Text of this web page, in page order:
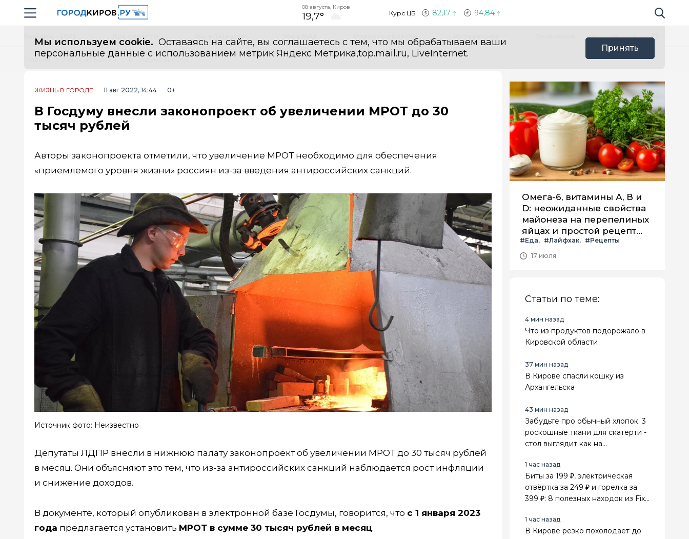
Навигация сайта
08 августа, Киров
19,7° Курс ЦБ 82,17 94,84 Поиск по
Мы используем cookie. Оставаясь на сайте, вы соглашаетесь с тем, что мы обрабатываем ваши
персональные данные с использованием метрик Яндекс Метрика,top.mail.ru, LiveInternet.
Принять
Все новости
Главная Лента новостей
ЖИЗНЬ В ГОРОДЕ 11 авг 2022, 14:44 0+
В Госдуму внесли законопроект об увеличении МРОТ до 30
тысяч рублей
Авторы законопроекта отметили, что увеличение МРОТ необходимо для обеспечения
«приемлемого уровня жизни» россиян из-за введения антироссийских санкций.
Источник фото: Неизвестно
Депутаты ЛДПР внесли в нижнюю палату законопроект об увеличении МРОТ до 30 тысяч рублей
в месяц. Они объясняют это тем, что из-за антироссийских санкций наблюдается рост инфляции
и снижение доходов.
В документе, который опубликован в электронной базе Госдумы, говорится, что с 1 января 2023
года предлагается установить МРОТ в сумме 30 тысяч рублей в месяц.
Омега-6, витамины А, В и
D: неожиданные свойства
майонеза на перепелиных
яйцах и простой рецепт
летнего салата с ним
#Еда #Лайфхак
#Рецепты
17 июля
Статьи по теме:
4 мин назад
Что из продуктов подорожало в
Кировской области
37 мин назад
В Кирове спасли кошку из
Архангельска
43 мин назад
Забудьте про обычный хлопок: 3
роскошные ткани для скатерти -
стол выглядит как на
1 час назад
Биты за 199 ₽, электрическая
отвёртка за 249 ₽ и горелка за
399 ₽: 8 полезных находок из Fix
1 час назад
В Кирове резко похолодает до